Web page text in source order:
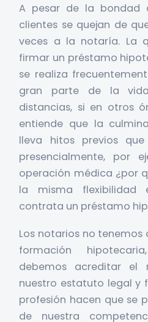
A pesar de la bondad
clientes se quejan de
veces a la notaría. La
firmar un préstamo
se realiza
gran parte de la
distancias, si en otros
entiende que la
lleva hitos previos
presencialmente, por
operación médica ¿por
la misma flexibilidad
contrata un préstamo
Los notarios no
formación
debemos acreditar el
nuestro estatuto legal y
profesión hacen que se
de nuestra